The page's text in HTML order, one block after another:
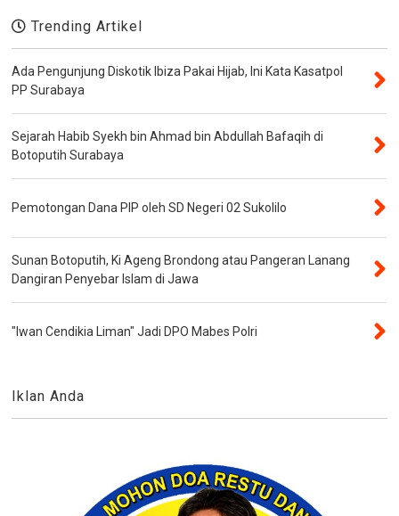
Trending Artikel
Ada Pengunjung Diskotik Ibiza Pakai Hijab, Ini Kata Kasatpol
PP Surabaya
Sejarah Habib Syekh bin Ahmad bin Abdullah Bafaqih di
Botoputih Surabaya
Pemotongan Dana PIP oleh SD Negeri 02 Sukolilo
Sunan Botoputih, Ki Ageng Brondong atau Pangeran Lanang
Dangiran Penyebar Islam di Jawa
"Iwan Cendikia Liman" Jadi DPO Mabes Polri
Iklan Anda